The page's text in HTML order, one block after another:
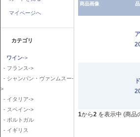
マイページへ
カテゴリ
ワイン->
- フランス->
- シャンパン・ヴァンムスー-
>
- イタリア->
- スペイン->
- ポルトガル
- イギリス
商品画像
1から2 を表示中 (商品